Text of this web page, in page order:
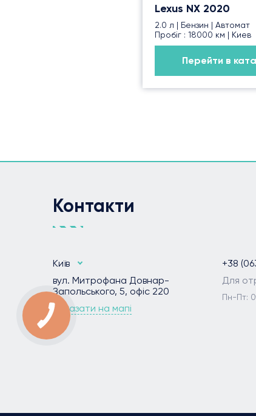
Lexus NX 2020
2.0 л | Бензин | Автомат
Пробіг : 18000 км | Киев
Перейти в
Контакти
Київ
вул. Митрофана Довнар-
Запольського, 5, офіс 220
Показати на мапі
+38
Для
Пн-Пт: